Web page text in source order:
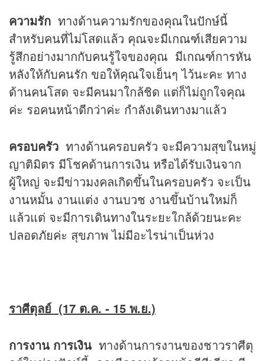
ความรัก ทางด้านความรักของคุณในปักษ์นี้
สำหรับคนที่ไม่โสดแล้ว คุณจะมีเกณฑ์เสียความ
รู้สึกอย่างมากกับคนรู้ใจของคุณ มีเกณฑ์การหัน
หลังให้กับคนรัก ขอให้คุณใจเย็นๆ ไว้นะคะ ทาง
ด้านคนโสด จะมีคนมาใกล้ชิด แต่ก็ไม่ถูกใจคุณ
ค่ะ รอคนหน้าดีกว่าค่ะ กำลังเดินทางมาแล้ว
ครอบครัว ทางด้านครอบครัว จะมีความสุขในหมู่
ญาติมิตร มีโชคด้านการเงิน หรือได้รับเงินจาก
ผู้ใหญ่ จะมีข่าวมงคลเกิดขึ้นในครอบครัว จะเป็น
งานหมั้น งานแต่ง งานบวช งานขึ้นบ้านใหม่ก็
แล้วแต่ จะมีการเดินทางในระยะใกล้ด้วยนะคะ
ปลอดภัยค่ะ สุขภาพ ไม่มีอะไรน่าเป็นห่วง
ราศีตุลย์ (17 ต.ค. - 15 พ.ย.)
การงาน การเงิน ทางด้านการงานของชาวราศีตุ